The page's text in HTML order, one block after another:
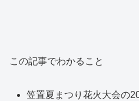
この記事でわかること
笠置夏まつり花火大会の